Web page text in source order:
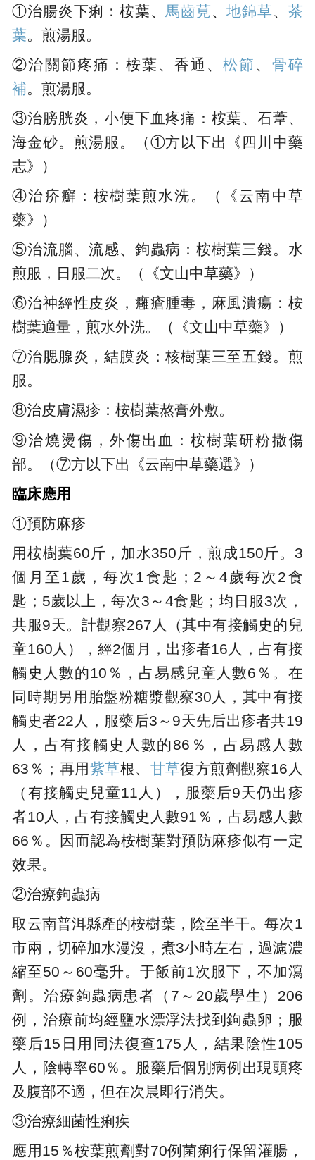
①治腸炎下痢：桉葉、 馬齒莧、地錦草、 茶
葉。煎湯服。
②治關節疼痛：桉葉、香通、松節 、 骨碎
補。煎湯服。
③治膀胱炎，小便下血疼痛：桉葉、石葦、
海金砂。煎湯服。（①方以下出《四川中藥
志》）
④治疥癬：桉樹葉煎水洗。（《云南中草
藥》）
⑤治流腦、流感、鉤蟲病：桉樹葉三錢。水
煎服，日服二次。（《文山中草藥》）
⑥治神經性皮炎，癰瘡腫毒，麻風潰瘍：桉
樹葉適量，煎水外洗。（《文山中草藥》）
⑦治腮腺炎，結膜炎：核樹葉三至五錢。煎
服。
⑧治皮膚濕疹：桉樹葉熬膏外敷。
⑨治燒燙傷，外傷出血：桉樹葉研粉撒傷
部。（⑦方以下出《云南中草藥選》）
臨床應用
①預防麻疹
用桉樹葉60斤，加水350斤，煎成150斤。3
個月至1歲，每次1食匙；2～4歲每次2食
匙；5歲以上，每次3～4食匙；均日服3次，
共服9天。計觀察267人（其中有接觸史的兒
童160人），經2個月，出疹者16人，占有接
觸史人數的10％，占易感兒童人數6％。在
同時期另用胎盤粉糖漿觀察30人，其中有接
觸史者22人，服藥后3～9天先后出疹者共19
人，占有接觸史人數的86％，占易感人數
63％；再用紫草根、 甘草復方煎劑觀察16人
（有接觸史兒童11人），服藥后9天仍出疹
者10人，占有接觸史人數91％，占易感人數
66％。因而認為桉樹葉對預防麻疹似有一定
效果。
②治療鉤蟲病
取云南普洱縣產的桉樹葉，陰至半干。每次1
市兩，切碎加水漫沒，煮3小時左右，過濾濃
縮至50～60毫升。于飯前1次服下，不加瀉
劑。治療鉤蟲病患者（7～20歲學生）206
例，治療前均經鹽水漂浮法找到鉤蟲卵；服
藥后15日用同法復查175人，結果陰性105
人，陰轉率60％。服藥后個別病例出現頭疼
及腹部不適，但在次晨即行消失。
③治療細菌性痢疾
應用15％桉葉煎劑對70例菌痢行保留灌腸，